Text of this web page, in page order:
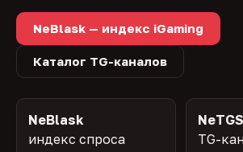
NeBlask — индекс iGaming
Каталог TG-каналов
NeBlask
индекс спроса
TG-